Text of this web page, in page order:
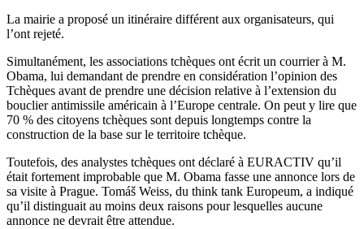
La mairie a proposé un itinéraire différent aux organisateurs, qui
l’ont rejeté.
Simultanément, les associations tchèques ont écrit un courrier à M.
Obama, lui demandant de prendre en considération l’opinion des
Tchèques avant de prendre une décision relative à l’extension du
bouclier antimissile américain à l’Europe centrale. On peut y lire que
70 % des citoyens tchèques sont depuis longtemps contre la
construction de la base sur le territoire tchèque.
Toutefois, des analystes tchèques ont déclaré à EURACTIV qu’il
était fortement improbable que M. Obama fasse une annonce lors de
sa visite à Prague. Tomáš Weiss, du think tank Europeum, a indiqué
qu’il distinguait au moins deux raisons pour lesquelles aucune
annonce ne devrait être attendue.